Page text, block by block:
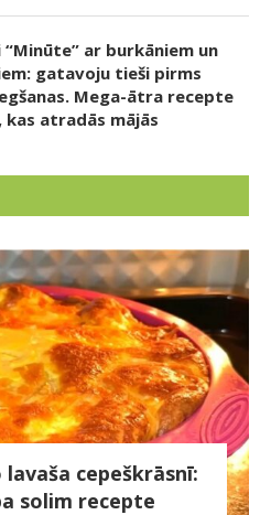
“Minūte” ar burkāniem un
gatavoju tieši pirms
Mega-ātra recepte
kas atradās mājās
cepeškrāsnī:
solim recepte